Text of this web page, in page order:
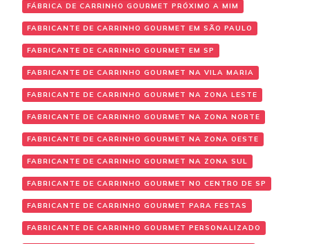
FÁBRICA DE CARRINHO GOURMET PRÓXIMO A MIM
FABRICANTE DE CARRINHO GOURMET EM SÃO PAULO
FABRICANTE DE CARRINHO GOURMET EM SP
FABRICANTE DE CARRINHO GOURMET NA VILA MARIA
FABRICANTE DE CARRINHO GOURMET NA ZONA LESTE
FABRICANTE DE CARRINHO GOURMET NA ZONA NORTE
FABRICANTE DE CARRINHO GOURMET NA ZONA OESTE
FABRICANTE DE CARRINHO GOURMET NA ZONA SUL
FABRICANTE DE CARRINHO GOURMET NO CENTRO DE SP
FABRICANTE DE CARRINHO GOURMET PARA FESTAS
FABRICANTE DE CARRINHO GOURMET PERSONALIZADO